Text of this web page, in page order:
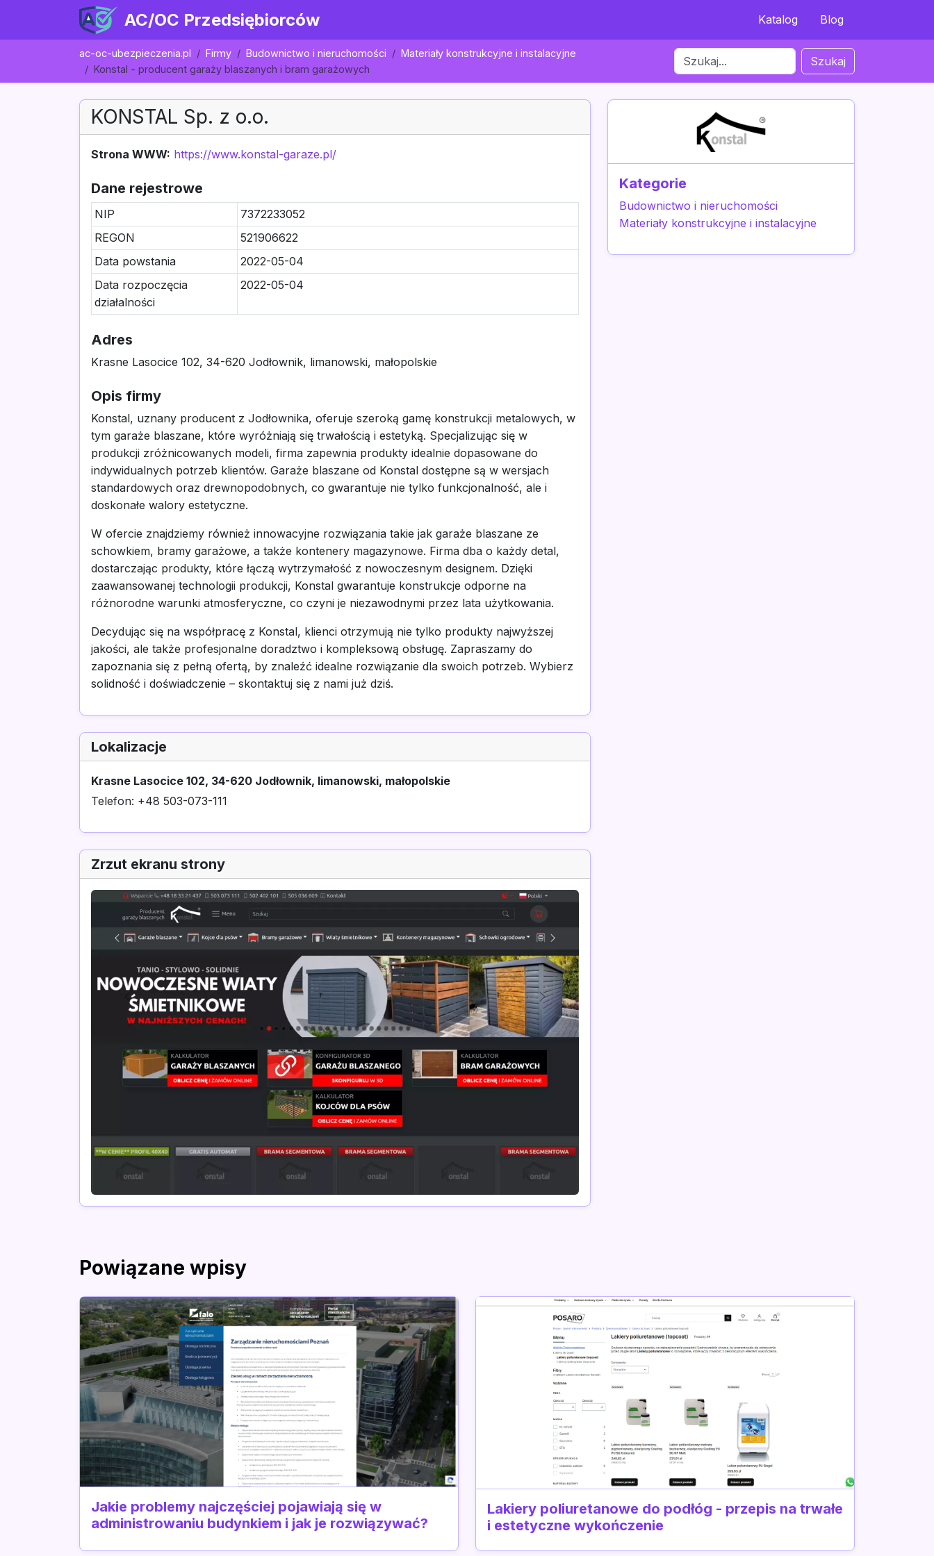
AC/OC Przedsiębiorców Katalog Blog
ac-oc-ubezpieczenia.pl Firmy Budownictwo i nieruchomości
Materiały konstrukcyjne i instalacyjne
Konstal - producent garaży blaszanych i bram garażowych
Szukaj
KONSTAL Sp. z o.o.
Strona WWW: https://www.konstal-garaze.pl/
Dane rejestrowe
NIP
7372233052
REGON
521906622
Data powstania
2022-05-04
Data rozpoczęcia
działalności
2022-05-04
Adres
Krasne Lasocice 102, 34-620 Jodłownik, limanowski, małopolskie
Opis firmy
Konstal, uznany producent z Jodłownika, oferuje szeroką gamę konstrukcji metalowych, w
tym garaże blaszane, które wyróżniają się trwałością i estetyką. Specjalizując się w
produkcji zróżnicowanych modeli, firma zapewnia produkty idealnie dopasowane do
indywidualnych potrzeb klientów. Garaże blaszane od Konstal dostępne są w wersjach
standardowych oraz drewnopodobnych, co gwarantuje nie tylko funkcjonalność, ale i
doskonałe walory estetyczne.
W ofercie znajdziemy również innowacyjne rozwiązania takie jak garaże blaszane ze
schowkiem, bramy garażowe, a także kontenery magazynowe. Firma dba o każdy detal,
dostarczając produkty, które łączą wytrzymałość z nowoczesnym designem. Dzięki
zaawansowanej technologii produkcji, Konstal gwarantuje konstrukcje odporne na
różnorodne warunki atmosferyczne, co czyni je niezawodnymi przez lata użytkowania.
Decydując się na współpracę z Konstal, klienci otrzymują nie tylko produkty najwyższej
jakości, ale także profesjonalne doradztwo i kompleksową obsługę. Zapraszamy do
zapoznania się z pełną ofertą, by znaleźć idealne rozwiązanie dla swoich potrzeb. Wybierz
solidność i doświadczenie – skontaktuj się z nami już dziś.
Lokalizacje
Krasne Lasocice 102, 34-620 Jodłownik, limanowski, małopolskie
Telefon: +48 503-073-111
Zrzut ekranu strony
Kategorie
Budownictwo i nieruchomości
Materiały konstrukcyjne i instalacyjne
Powiązane wpisy
Jakie problemy najczęściej pojawiają się w
administrowaniu budynkiem i jak je rozwiązywać?
Lakiery poliuretanowe do podłóg - przepis na trwałe
i estetyczne wykończenie